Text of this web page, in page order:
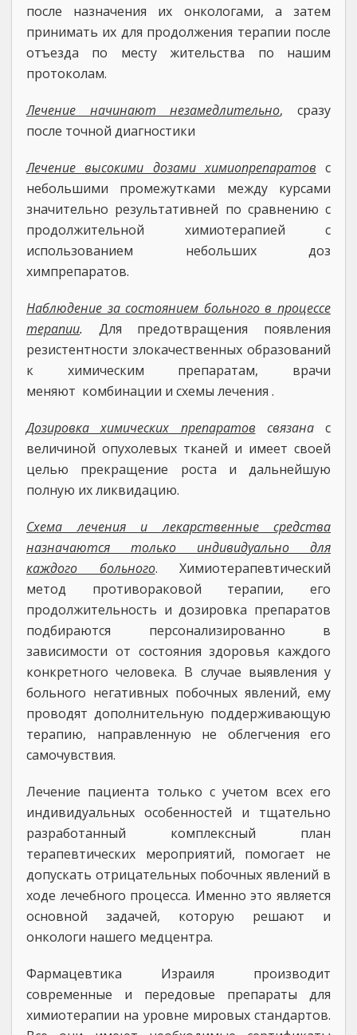
после назначения их онкологами, а затем
принимать их для продолжения терапии после
отъезда по месту жительства по нашим
протоколам.
Лечение начинают незамедлительно, сразу
после точной диагностики
Лечение высокими дозами химиопрепаратов с
небольшими промежутками между курсами
значительно результативней по сравнению с
продолжительной химиотерапией с
использованием небольших доз
химпрепаратов.
Наблюдение за состоянием больного в процессе
терапии. Для предотвращения появления
резистентности злокачественных образований
к химическим препаратам, врачи
меняют комбинации и схемы лечения .
Дозировка химических препаратов связанас
величиной опухолевых тканей и имеет своей
целью прекращение роста и дальнейшую
полную их ликвидацию.
Схема лечения и лекарственные средства
назначаются только индивидуально для
каждого больного. Химиотерапевтический
метод противораковой терапии, его
продолжительность и дозировка препаратов
подбираются персонализированно в
зависимости от состояния здоровья каждого
конкретного человека. В случае выявления у
больного негативных побочных явлений, ему
проводят дополнительную поддерживающую
терапию, направленную не облегчения его
самочувствия.
Лечение пациента только с учетом всех его
индивидуальных особенностей и тщательно
разработанный комплексный план
терапевтических мероприятий, помогает не
допускать отрицательных побочных явлений в
ходе лечебного процесса. Именно это является
основной задачей, которую решают и
онкологи нашего медцентра.
Фармацевтика Израиля производит
современные и передовые препараты для
химиотерапии на уровне мировых стандартов.